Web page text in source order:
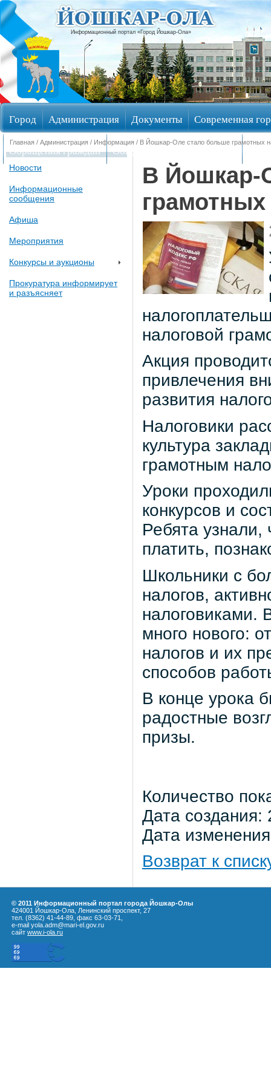
Информационный портал «Город Йошкар-Ола»
Город Администрация Документы Современная
Обращения граждан Общественные обсуждения
Главная / Администрация / Информация / В Йошкар-Оле стало больше грамотных
Новости
Информационные
сообщения
Афиша
Мероприятия
Конкурсы и аукционы
Прокуратура информирует
и разъясняет
В Йошкар-
налоговой
Акция
привлечения
развития
Налоговики
культура
грамотным
Уроки
конкурсов и
Ребята узнали,
платить,
Школьники с
налогов,
налоговиками.
много нового:
налогов и их
способов
В конце урока
радостные
призы.
Количество
Дата
Дата
Возврат к
© 2011 Информационный портал города Йошкар-Олы
424001 Йошкар-Ола, Ленинский проспект, 27
тел. (8362) 41-44-89, факс 63-03-71,
e-mail yola.adm@mari-el.gov.ru
сайт www.i-ola.ru